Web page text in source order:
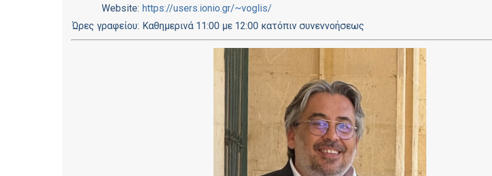
Website: https://users.ionio.gr/~voglis/
Ώρες γραφείου: Καθημερινά 11:00 με 12:00 κατόπιν συνεννοήσεως